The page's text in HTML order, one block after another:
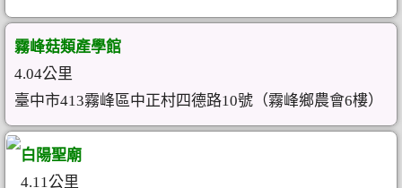
霧峰菇類產學館
4.04公里
臺中市413霧峰區中正村四德路10號（霧峰鄉農會6樓）
白陽聖廟
4.11公里